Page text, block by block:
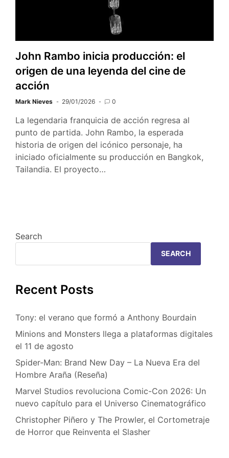
John Rambo inicia producción: el
origen de una leyenda del cine de
acción
Mark Nieves 29/01/2026 0
La legendaria franquicia de acción regresa al
punto de partida. John Rambo, la esperada
historia de origen del icónico personaje, ha
iniciado oficialmente su producción en Bangkok,
Tailandia. El proyecto…
Search
SEARCH
Recent Posts
Tony: el verano que formó a Anthony Bourdain
Minions and Monsters llega a plataformas digitales
el 11 de agosto
Spider-Man: Brand New Day – La Nueva Era del
Hombre Araña (Reseña)
Marvel Studios revoluciona Comic-Con 2026: Un
nuevo capítulo para el Universo Cinematográfico
Christopher Piñero y The Prowler, el Cortometraje
de Horror que Reinventa el Slasher